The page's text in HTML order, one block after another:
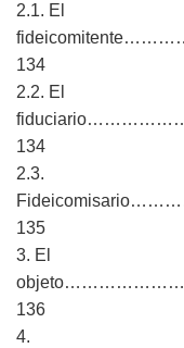
2.1. El
134
2.2. El
134
2.3.
135
3. El
136
4.